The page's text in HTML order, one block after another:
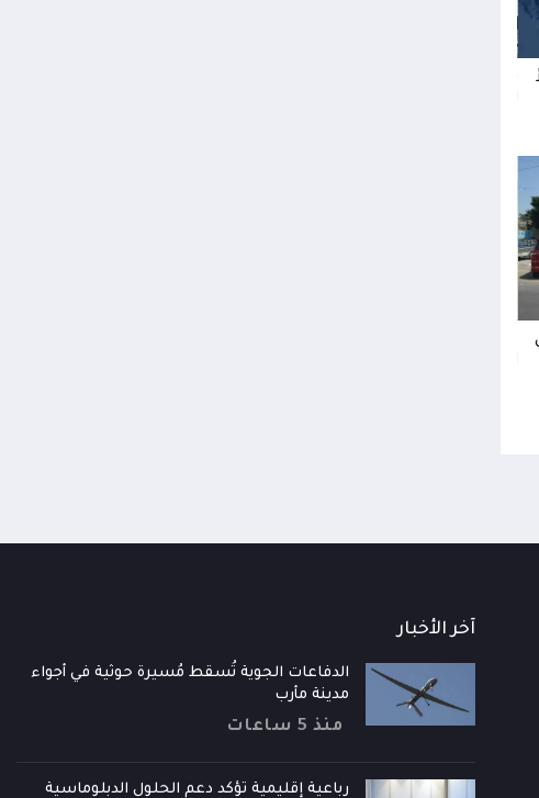
آخر الأخبار
الدفاعات الجوية تُسقط مُسيرة حوثية في أجواء
مدينة مأرب
منذ 5 ساعات
رباعية إقليمية تؤكد دعم الحلول الدبلوماسية